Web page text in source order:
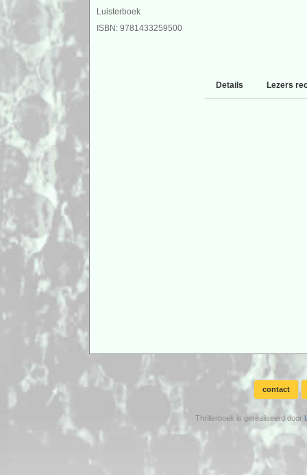
Luisterboek
ISBN: 9781433259500
Details Lezers
contact
Thrillerboek is gerealiseerd door